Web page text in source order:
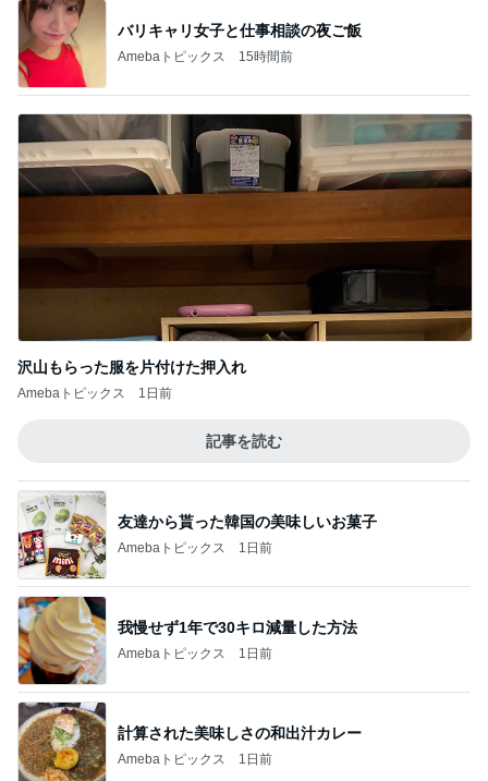
バリキャリ女子と仕事相談の夜ご飯
Amebaトピックス 15時間前
沢山もらった服を片付けた押入れ
Amebaトピックス 1日前
記事を読む
友達から貰った韓国の美味しいお菓子
Amebaトピックス 1日前
我慢せず1年で30キロ減量した方法
Amebaトピックス 1日前
計算された美味しさの和出汁カレー
Amebaトピックス 1日前